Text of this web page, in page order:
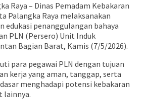
Raya – Dinas Pemadam Kebakaran
Palangka Raya melaksanakan
edukasi penanggulangan bahaya
PLN (Persero) Unit Induk
Bagian Barat, Kamis (7/5/2026).
para pegawai PLN dengan tujuan
kerja yang aman, tanggap, serta
menghadapi potensi kebakaran
lainnya.